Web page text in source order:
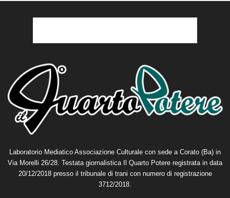
Laboratorio Mediatico Associazione Culturale con sede a Corato (Ba) in
Via Morelli 26/28. Testata giornalistica Il Quarto Potere registrata in data
20/12/2018 presso il tribunale di trani con numero di registrazione
3712/2018.